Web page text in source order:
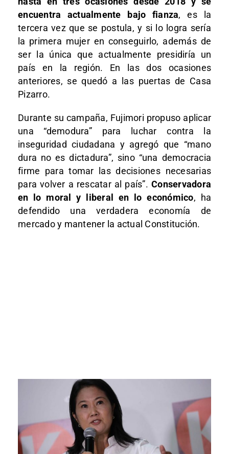
encuentra actualmente bajo fianza, es la
tercera vez que se postula, y si lo logra sería
la primera mujer en conseguirlo, además de
ser la única que actualmente presidiría un
país en la región. En las dos ocasiones
anteriores, se quedó a las puertas de Casa
Pizarro.
Durante su campaña, Fujimori propuso aplicar
una “demodura” para luchar contra la
inseguridad ciudadana y agregó que “mano
dura no es dictadura”, sino “una democracia
firme para tomar las decisiones necesarias
para volver a rescatar al país”. Conservadora
en lo moral y liberal en lo económico, ha
defendido una verdadera economía de
mercado y mantener la actual Constitución.